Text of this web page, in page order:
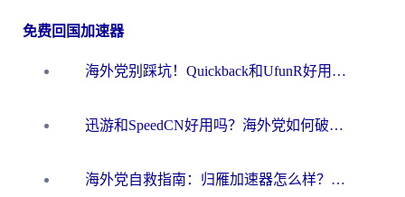
免费回国加速器
海外党别踩坑！Quickback和UfunR好用吗？选对回国加速器才能无缝刷国内资源
迅游和SpeedCN好用吗？海外党如何破解那道看不见的墙
海外党自救指南：归雁加速器怎么样？教你避开坑实现国内资源无缝访问